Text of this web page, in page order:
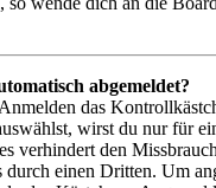
abgemeldet?
das
wirst du nur für
verhindert den
durch einen Dritten. Um